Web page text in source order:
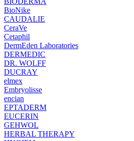
BioNike
CAUDALIE
CeraVe
Cetaphil
DermEden Laboratories
DERMEDIC
DR. WOLFF
DUCRAY
elmex
Embryolisse
encian
EPTADERM
EUCERIN
GEHWOL
HERBAL THERAPY